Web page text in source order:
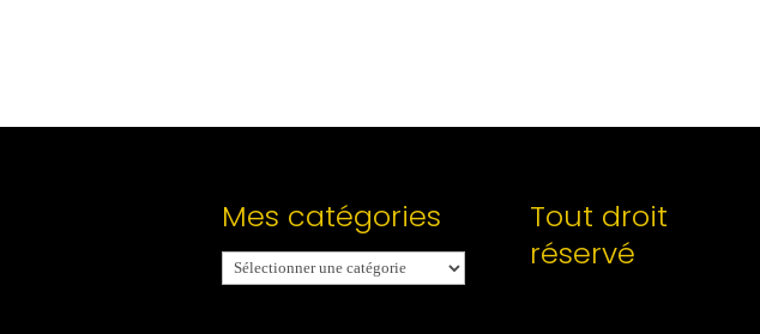
Mes catégories
Mes
catégories
Tout droit
réservé